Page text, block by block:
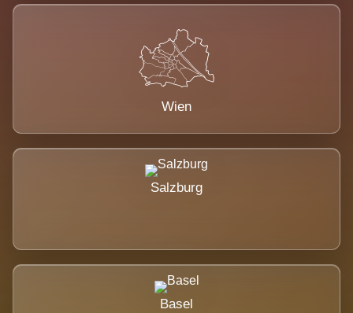
Wien
Salzburg
Basel